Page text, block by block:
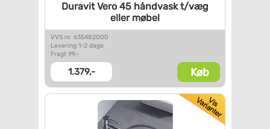
Duravit Vero 45 håndvask t/væg
eller møbel
VVS nr. 635482000
Levering 1-2 dage
Fragt 99,-
1.379,- Køb